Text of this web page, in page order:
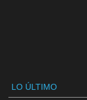
LO ÚLTIMO